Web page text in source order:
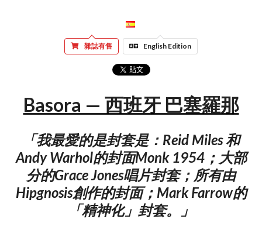
雜誌有售 English Edition
Basora — 西班牙 巴塞羅那
「我最愛的是封套是：Reid Miles 和
Andy Warhol的封面Monk 1954；大部
分的Grace Jones唱片封套；所有由
Hipgnosis創作的封面；Mark Farrow的
「精神化」封套。」